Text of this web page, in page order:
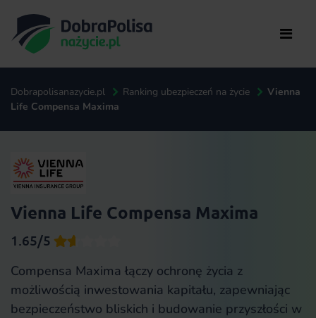
Dobrapolisanazycie.pl Ranking ubezpieczeń na życie
Vienna
Life Compensa Maxima
Vienna Life Compensa Maxima
1.65/5
Compensa Maxima łączy ochronę życia z
możliwością inwestowania kapitału, zapewniając
bezpieczeństwo bliskich i budowanie przyszłości w